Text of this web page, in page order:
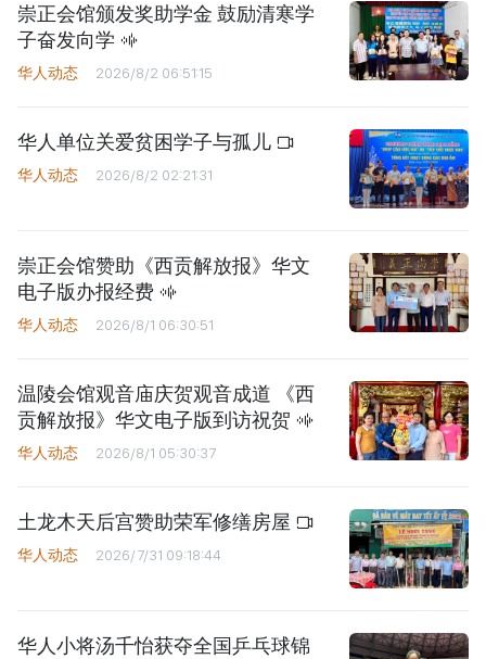
崇正会馆颁发奖助学金 鼓励清寒学
子奋发向学
华人动态 2026/8/2 06:51:15
华人单位关爱贫困学子与孤儿
华人动态 2026/8/2 02:21:31
崇正会馆赞助《西贡解放报》华文
电子版办报经费
华人动态 2026/8/1 06:30:51
温陵会馆观音庙庆贺观音成道 《西
贡解放报》华文电子版到访祝贺
华人动态 2026/8/1 05:30:37
土龙木天后宫赞助荣军修缮房屋
华人动态 2026/7/31 09:18:44
华人小将汤千怡获夺全国乒乓球锦